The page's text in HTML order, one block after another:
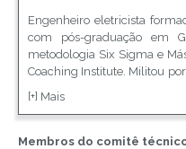
Engenheiro eletricista
com pós-graduação em
metodologia Six Sigma e
Coaching Institute. Militou
Qualidade e Gestão
PNQ (Prêmio Nacional da
profissional, atuou por 29
[+] Mais
Membros do comitê